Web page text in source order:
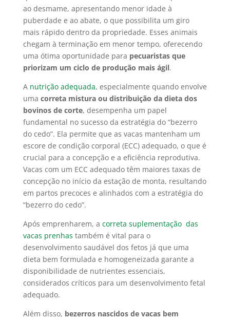
ao desmame, apresentando menor idade à
puberdade e ao abate, o que possibilita um giro
mais rápido dentro da propriedade. Esses animais
chegam à terminação em menor tempo, oferecendo
uma ótima oportunidade para pecuaristas que
priorizam um ciclo de produção mais ágil.
A nutrição adequada, especialmente quando envolve
uma correta mistura ou distribuição da dieta dos
bovinos de corte, desempenha um papel
fundamental no sucesso da estratégia do “bezerro
do cedo”. Ela permite que as vacas mantenham um
escore de condição corporal (ECC) adequado, o que é
crucial para a concepção e a eficiência reprodutiva.
Vacas com um ECC adequado têm maiores taxas de
concepção no início da estação de monta, resultando
em partos precoces e alinhados com a estratégia do
“bezerro do cedo”.
Após emprenharem, a correta suplementação das
vacas prenhas também é vital para o
desenvolvimento saudável dos fetos já que uma
dieta bem formulada e homogeneizada garante a
disponibilidade de nutrientes essenciais,
considerados críticos para um desenvolvimento fetal
adequado.
Além disso, bezerros nascidos de vacas bem